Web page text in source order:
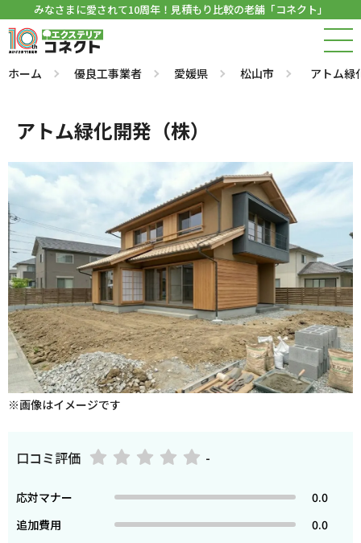
みなさまに愛されて10周年！見積もり比較の老舗「コネクト」
ホーム 優良工事業者 愛媛県 松山市 アトム緑
アトム緑化開発（株）
※画像はイメージです
口コミ評価 -
応対マナー
0.0
追加費用
0.0